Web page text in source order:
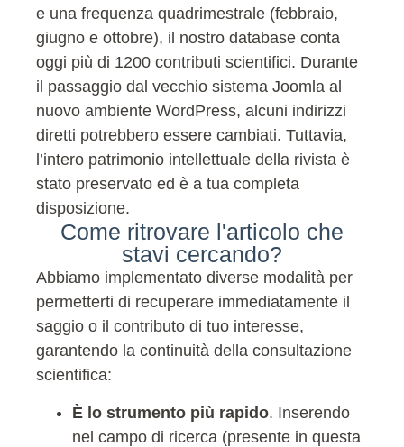
e una frequenza quadrimestrale (febbraio,
giugno e ottobre), il nostro database conta
oggi più di 1200 contributi scientifici. Durante
il passaggio dal vecchio sistema Joomla al
nuovo ambiente WordPress, alcuni indirizzi
diretti potrebbero essere cambiati. Tuttavia,
l’intero patrimonio intellettuale della rivista è
stato preservato ed è a tua completa
disposizione.
Come ritrovare l'articolo che
stavi cercando?
Abbiamo implementato diverse modalità per
permetterti di recuperare immediatamente il
saggio o il contributo di tuo interesse,
garantendo la continuità della consultazione
scientifica:
È lo strumento più rapido. Inserendo
nel campo di ricerca (presente in questa